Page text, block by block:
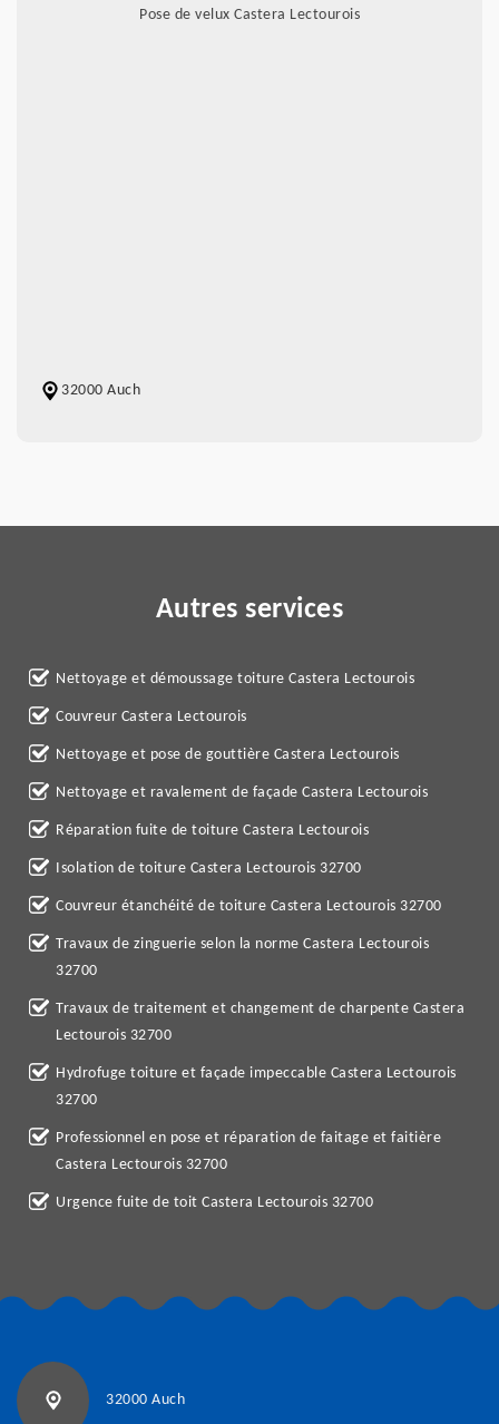
Pose de velux Castera Lectourois
32000 Auch
Autres services
Nettoyage et démoussage toiture Castera Lectourois
Couvreur Castera Lectourois
Nettoyage et pose de gouttière Castera Lectourois
Nettoyage et ravalement de façade Castera Lectourois
Réparation fuite de toiture Castera Lectourois
Isolation de toiture Castera Lectourois 32700
Couvreur étanchéité de toiture Castera Lectourois 32700
Travaux de zinguerie selon la norme Castera Lectourois
32700
Travaux de traitement et changement de charpente Castera
Lectourois 32700
Hydrofuge toiture et façade impeccable Castera Lectourois
32700
Professionnel en pose et réparation de faitage et faitière
Castera Lectourois 32700
Urgence fuite de toit Castera Lectourois 32700
32000 Auch